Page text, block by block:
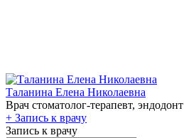
Таланина Елена Николаевна
Врач стоматолог-терапевт, эндодонт
+ Запись к врачу
Запись к врачу